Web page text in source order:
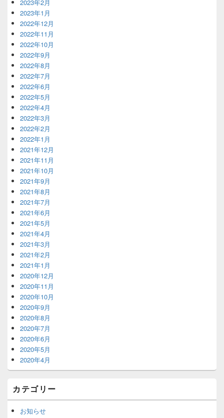
2023年2月
2023年1月
2022年12月
2022年11月
2022年10月
2022年9月
2022年8月
2022年7月
2022年6月
2022年5月
2022年4月
2022年3月
2022年2月
2022年1月
2021年12月
2021年11月
2021年10月
2021年9月
2021年8月
2021年7月
2021年6月
2021年5月
2021年4月
2021年3月
2021年2月
2021年1月
2020年12月
2020年11月
2020年10月
2020年9月
2020年8月
2020年7月
2020年6月
2020年5月
2020年4月
カテゴリー
お知らせ